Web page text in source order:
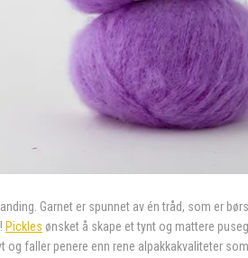
Garnet er spunnet av én tråd, som er
Pickles ønsket å skape et tynt og mattere
og faller penere enn rene alpakkakvaliteter